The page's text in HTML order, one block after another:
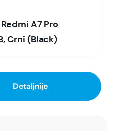
A7 Pro
Crni (Black)
Detaljnije